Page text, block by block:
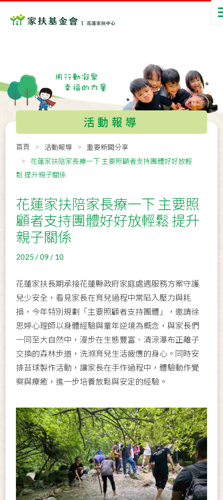
活動報導
首頁 活動報導
重要新聞分享
花蓮家扶陪家長療一下 主要照顧者支持團體好好放輕
鬆 提升親子關係
花蓮家扶陪家長療一下 主要照
顧者支持團體好好放輕鬆 提升
親子關係
2025 / 09 / 10
花蓮家扶長期承接花蓮縣政府家庭處遇服務方案守護
兒少安全，看見家長在育兒過程中常陷入壓力與耗
損，今年特別規劃「主要照顧者支持團體」，邀請徐
思婷心理師以身體經驗與童年逆境為概念，與家長們
一同至大自然中，漫步在生態豐富、清涼瀑布正離子
交換的森林步道，洗滌育兒生活疲憊的身心。同時安
排苔球製作活動，讓家長在手作過程中，體驗動作覺
察與療癒，進一步培養放鬆與安定的經驗。